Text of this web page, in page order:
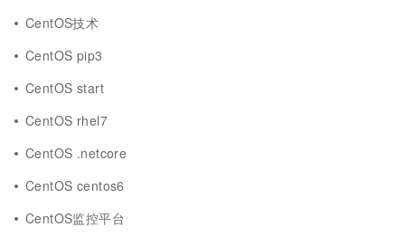
CentOS技术
CentOS pip3
CentOS start
CentOS rhel7
CentOS .netcore
CentOS centos6
CentOS监控平台